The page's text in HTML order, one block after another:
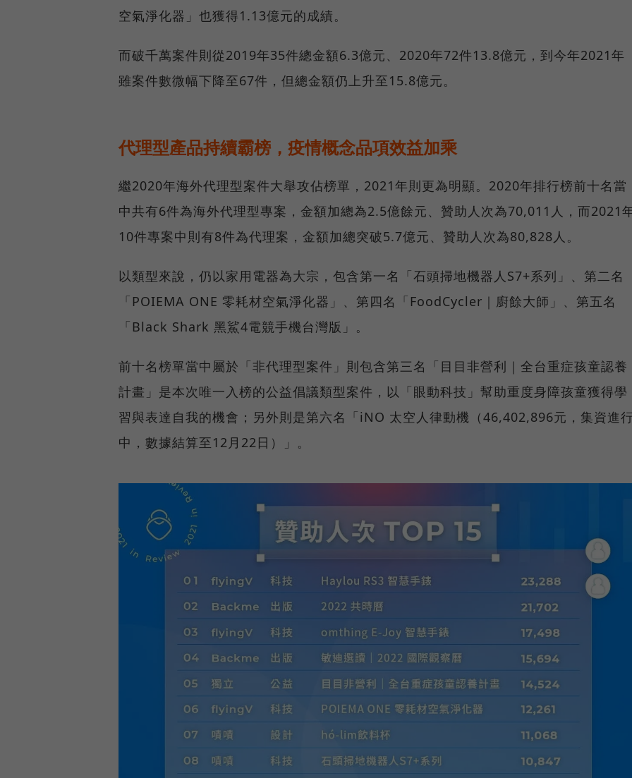
空氣淨化器」也獲得1.13億元的成績。
而破千萬案件則從2019年35件總金額6.3億元、2020年72件13.8億元，到今年2021年
雖案件數微幅下降至67件，但總金額仍上升至15.8億元。
代理型產品持續霸榜，疫情概念品項效益加乘
繼2020年海外代理型案件大舉攻佔榜單，2021年則更為明顯。2020年排行榜前十名當
中共有6件為海外代理型專案，金額加總為2.5億餘元、贊助人次為70,011人，而2021
10件專案中則有8件為代理案，金額加總突破5.7億元、贊助人次為80,828人。
以類型來說，仍以家用電器為大宗，包含第一名「石頭掃地機器人S7+系列」、第二名
「POIEMA ONE 零耗材空氣淨化器」、第四名「FoodCycler｜廚餘大師」、第五名
「Black Shark 黑鯊4電競手機台灣版」。
前十名榜單當中屬於「非代理型案件」則包含第三名「目目非營利｜全台重症孩童認養
計畫」是本次唯一入榜的公益倡議類型案件，以「眼動科技」幫助重度身障孩童獲得學
習與表達自我的機會；另外則是第六名「iNO 太空人律動機（46,402,896元，集資進
中，數據結算至12月22日）」。